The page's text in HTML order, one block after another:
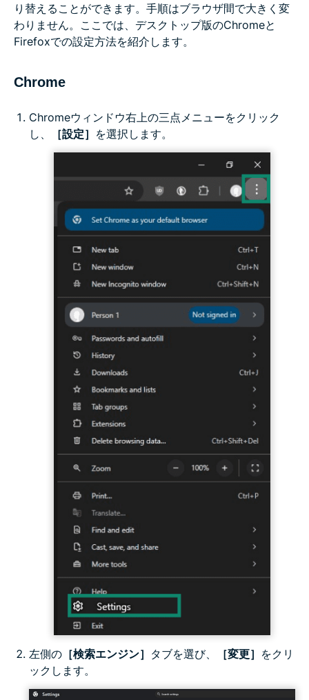
り替えることができます。手順はブラウザ間で大きく変
わりません。ここでは、デスクトップ版のChromeと
Firefoxでの設定方法を紹介します。
Chrome
Chromeウィンドウ右上の三点メニューをクリック
し、
［設定］ を選択します。
左側の ［検索エンジン］ タブを選び、 ［変更］ をクリ
ックします。